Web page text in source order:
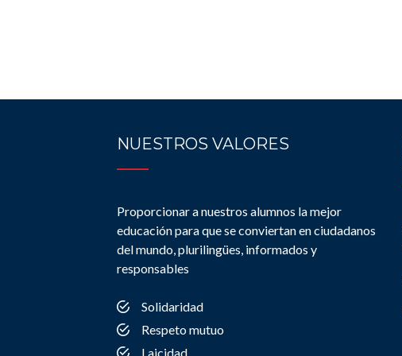
NUESTROS VALORES
Proporcionar a nuestros alumnos la mejor
educación para que se conviertan en ciudadanos
del mundo, plurilingües, informados y
responsables
Solidaridad
Respeto mutuo
Laicidad